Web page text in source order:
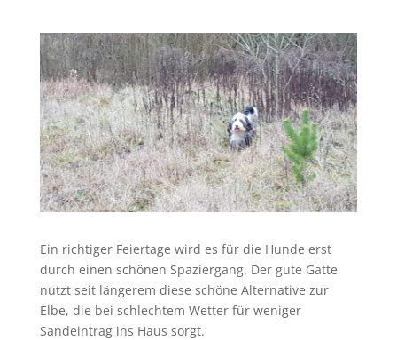
Ein richtiger Feiertage wird es für die Hunde erst
durch einen schönen Spaziergang. Der gute Gatte
nutzt seit längerem diese schöne Alternative zur
Elbe, die bei schlechtem Wetter für weniger
Sandeintrag ins Haus sorgt.